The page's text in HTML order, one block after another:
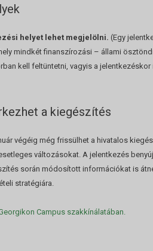
helyet lehet megjelölni. (Egy
mindkét finanszírozási – állami
kell feltüntetni, vagyis a
a kiegészítés
végéig még frissülhet a hivatalos
változásokat. A jelentkezés
során módosított információkat is
stratégiára.
Campus szakkínálatában.